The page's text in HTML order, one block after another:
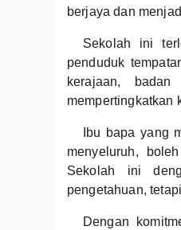
berjaya dan
Sekolah ini
penduduk
kerajaan,
mempertingkatkan
Ibu bapa yang
menyeluruh,
Sekolah ini
pengetahuan,
Dengan